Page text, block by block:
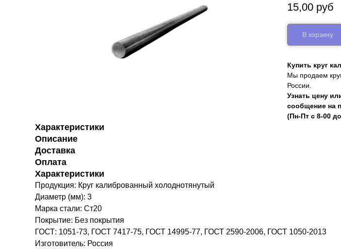
15,00 руб
В корзину
Купить круг
Мы продаем
России.
Узнать цену
сообщение на
(Пн-Пт с 8-00
Характеристики
Описание
Доставка
Оплата
Характеристики
Продукция: Круг калиброванный холоднотянутый
Диаметр (мм): 3
Марка стали: Ст20
Покрытие: Без покрытия
ГОСТ: 1051-73, ГОСТ 7417-75, ГОСТ 14995-77, ГОСТ 2590-2006, ГОСТ 1050-2013
Изготовитель: Россия